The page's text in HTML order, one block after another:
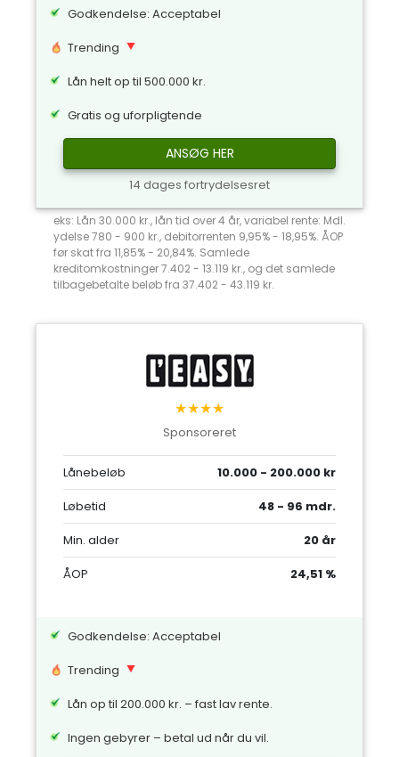
Godkendelse: Acceptabel
Trending
Lån helt op til 500.000 kr.
Gratis og uforpligtende
ANSØG HER
14 dages fortrydelsesret
eks: Lån 30.000 kr., lån tid over 4 år, variabel rente: Mdl.
ydelse 780 - 900 kr., debitorrenten 9,95% - 18,95%. ÅOP
før skat fra 11,85% - 20,84%. Samlede
kreditomkostninger 7.402 - 13.119 kr., og det samlede
tilbagebetalte beløb fra 37.402 - 43.119 kr.
★★★★
Sponsoreret
Lånebeløb
10.000 - 200.000 kr
Løbetid
48 - 96 mdr.
Min. alder
20 år
ÅOP
24,51 %
Godkendelse: Acceptabel
Trending
Lån op til 200.000 kr. – fast lav rente.
Ingen gebyrer – betal ud når du vil.